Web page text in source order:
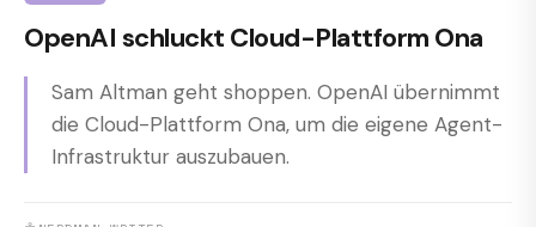
OpenAI schluckt Cloud-Plattform Ona
Sam Altman geht shoppen. OpenAI übernimmt
die Cloud-Plattform Ona, um die eigene Agent-
Infrastruktur auszubauen.